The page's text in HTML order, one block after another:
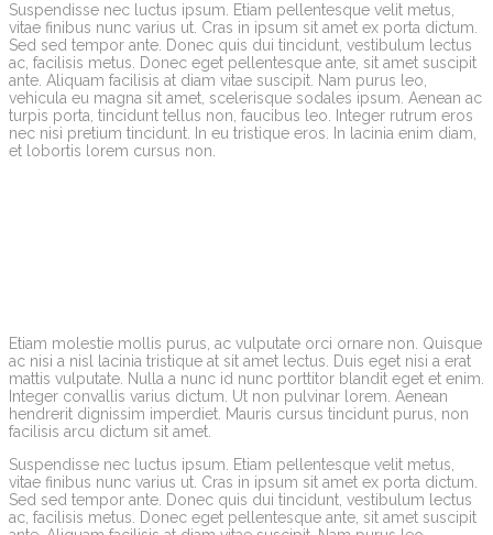
Suspendisse nec luctus ipsum. Etiam pellentesque velit metus,
vitae finibus nunc varius ut. Cras in ipsum sit amet ex porta dictum.
Sed sed tempor ante. Donec quis dui tincidunt, vestibulum lectus
ac, facilisis metus. Donec eget pellentesque ante, sit amet suscipit
ante. Aliquam facilisis at diam vitae suscipit. Nam purus leo,
vehicula eu magna sit amet, scelerisque sodales ipsum. Aenean ac
turpis porta, tincidunt tellus non, faucibus leo. Integer rutrum eros
nec nisi pretium tincidunt. In eu tristique eros. In lacinia enim diam,
et lobortis lorem cursus non.
Etiam molestie mollis purus, ac vulputate orci ornare non. Quisque
ac nisi a nisl lacinia tristique at sit amet lectus. Duis eget nisi a erat
mattis vulputate. Nulla a nunc id nunc porttitor blandit eget et enim.
Integer convallis varius dictum. Ut non pulvinar lorem. Aenean
hendrerit dignissim imperdiet. Mauris cursus tincidunt purus, non
facilisis arcu dictum sit amet.
Suspendisse nec luctus ipsum. Etiam pellentesque velit metus,
vitae finibus nunc varius ut. Cras in ipsum sit amet ex porta dictum.
Sed sed tempor ante. Donec quis dui tincidunt, vestibulum lectus
ac, facilisis metus. Donec eget pellentesque ante, sit amet suscipit